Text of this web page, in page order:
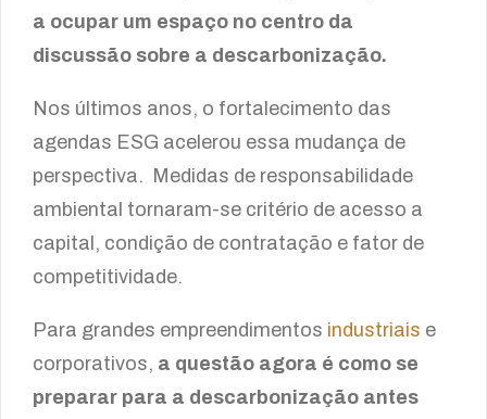
a ocupar um espaço no centro da
discussão sobre a descarbonização.
Nos últimos anos, o fortalecimento das
agendas ESG acelerou essa mudança de
perspectiva. Medidas de responsabilidade
ambiental tornaram-se critério de acesso a
capital, condição de contratação e fator de
competitividade.
Para grandes empreendimentos industriais e
corporativos, a questão agora é como se
preparar para a descarbonização antes